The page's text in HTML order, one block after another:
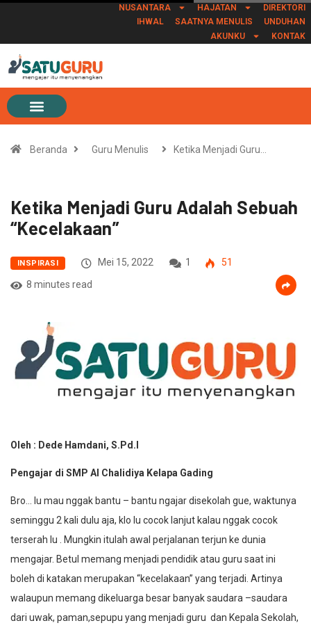
NUSANTARA HAJATAN
DIREKTORI
IHWAL
SAATNYA MENULIS
UNDUHAN
AKUNKU
KONTAK
Beranda Guru Menulis Ketika Menjadi Guru…
Ketika Menjadi Guru Adalah Sebuah
“Kecelakaan”
INSPIRASI Mei 15, 2022 1
51
8 minutes read
Oleh : Dede Hamdani, S.Pd.I
Pengajar di SMP Al Chalidiya Kelapa Gading
Bro… lu mau nggak bantu – bantu ngajar disekolah gue, waktunya
seminggu 2 kali dulu aja, klo lu cocok lanjut kalau nggak cocok
terserah lu . Mungkin itulah awal perjalanan terjun ke dunia
mengajar. Betul memang menjadi pendidik atau guru saat ini
boleh di katakan merupakan “kecelakaan” yang terjadi. Artinya
walaupun memang dikeluarga besar banyak saudara –saudara
dari uwak, paman,sepupu yang menjadi guru dan Kepala Sekolah,